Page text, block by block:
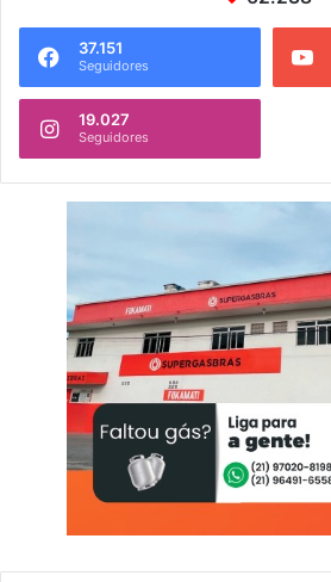
u
37.151
Seguidores
19.027
Seguidores